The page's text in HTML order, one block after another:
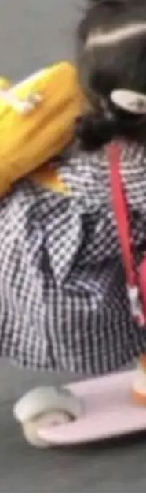
T
零拷贝
层基
网平将
通信组
现了一
），
场景的
的技术
部署，
企业已
有云模
随着 AI
、组织
全性、
是数据
景，公
需求。
求较...
年人工
智能在
赋能、
深信服
着各行
形态逐
不只是
代下，
以及持
力网关
成本治
清、管
现在开
结
之一。
之一。
Jeff D
职。 他
Ghema
二十多
的共同
，Se
Vin
这一轮
次补
州无
一位全
划步
一行
· GitHu
/ Linu
/ Linu
软件工
主要载
数百万
的上下
历史的
约、业
百个文
传统的